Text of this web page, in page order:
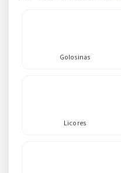
Golosinas
Licores